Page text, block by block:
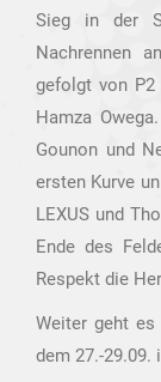
Sieg in der
Nachrennen
gefolgt von P2
Hamza
Gounon und
ersten Kurve
LEXUS und
Ende des
Respekt die
Weiter geht es
dem 27.-29.09.